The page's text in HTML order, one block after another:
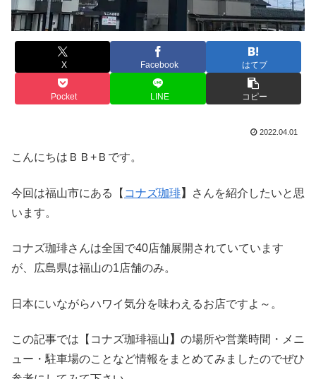
X Facebook はてブ
Pocket LINE コピー
2022.04.01
こんにちはＢＢ+Ｂです。
今回は福山市にある【 コナズ珈琲】
さんを紹介したいと思
います。
コナズ珈琲さんは全国で40店舗展開されていています
が、広島県は福山の1店舗のみ。
日本にいながらハワイ気分を味わえるお店ですよ～。
この記事では【コナズ珈琲福山 】 の場所や営業時間・メニ
ュー・駐車場のことなど情報をまとめてみましたのでぜひ